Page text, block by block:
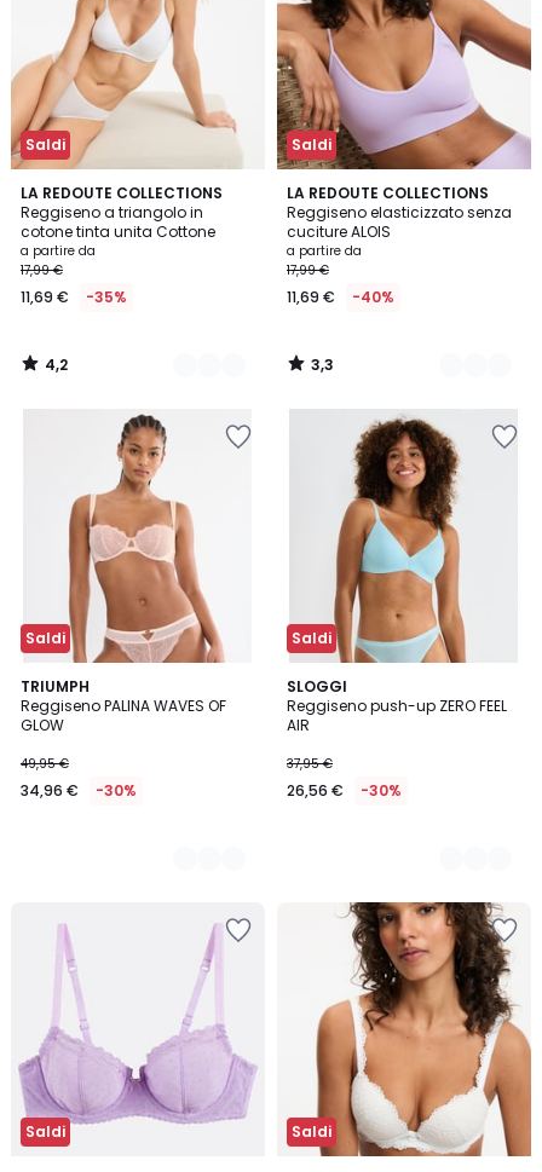
Saldi
LA REDOUTE COLLECTIONS
Reggiseno a triangolo in
cotone tinta unita Cottone
a partire da
17,99 €
11,69 € -35%
4,2
/ 5
4
Colori
4,2
/
Saldi
LA REDOUTE COLLECTIONS
Reggiseno elasticizzato senza
cuciture ALOIS
a partire da
17,99 €
11,69 € -40%
3,3
/ 5
4
Colori
3,3
/
Saldi
TRIUMPH
Reggiseno PALINA WAVES OF
GLOW
49,95 €
34,96 € -30%
2
Colori
Saldi
SLOGGI
Reggiseno push-up ZERO FEEL
AIR
37,95 €
26,56 € -30%
2
Colori
Saldi Saldi